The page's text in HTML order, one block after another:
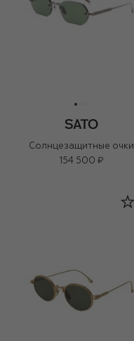
Солнцезащитные очки
154 500 ₽